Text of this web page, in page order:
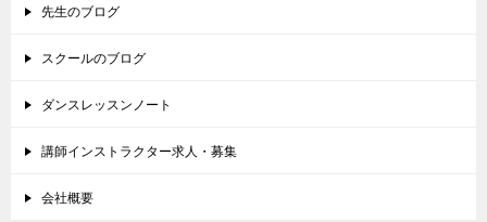
先生のブログ
スクールのブログ
ダンスレッスンノート
講師インストラクター求人・募集
会社概要